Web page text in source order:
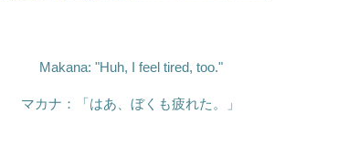
Makana: "Huh, I feel tired, too."
マカナ：「はあ、ぼくも疲れた。」